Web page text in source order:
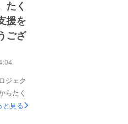
たく
援を
ござ
ジェク
らたく
いただ
と見る